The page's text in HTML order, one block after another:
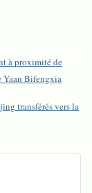
à proximité de
Yaan Bifengxia
transférés vers la